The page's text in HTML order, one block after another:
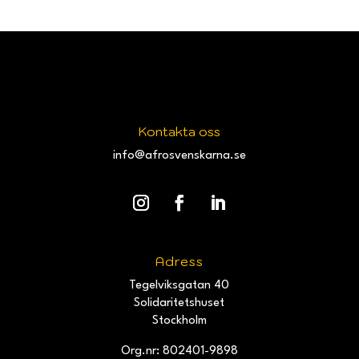
Kontakta oss
info@afrosvenskarna.se
Adress
Tegelviksgatan 40
Solidaritetshuset
Stockholm
Org.nr: 802401-9898